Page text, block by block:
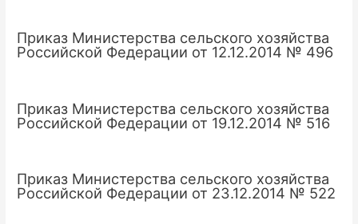
Приказ Министерства сельского хозяйства
Российской Федерации от 12.12.2014 № 496
Приказ Министерства сельского хозяйства
Российской Федерации от 19.12.2014 № 516
Приказ Министерства сельского хозяйства
Российской Федерации от 23.12.2014 № 522